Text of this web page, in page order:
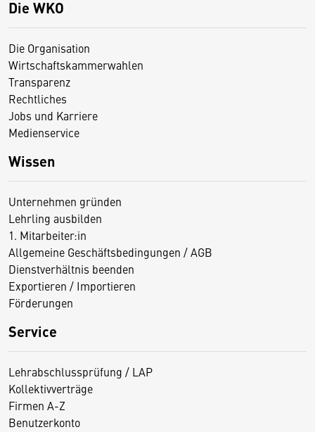
Die WKO
Die Organisation
Wirtschaftskammerwahlen
Transparenz
Rechtliches
Jobs und Karriere
Medienservice
Wissen
Unternehmen gründen
Lehrling ausbilden
1. Mitarbeiter:in
Allgemeine Geschäftsbedingungen / AGB
Dienstverhältnis beenden
Exportieren / Importieren
Förderungen
Service
Lehrabschlussprüfung / LAP
Kollektivverträge
Firmen A-Z
Benutzerkonto